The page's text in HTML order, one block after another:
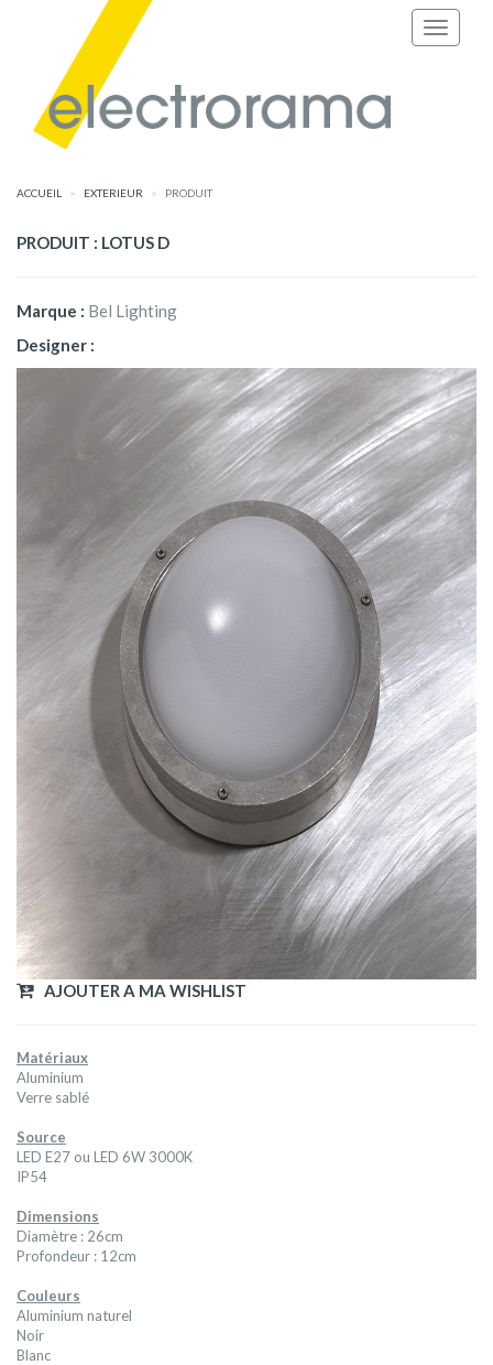
ACCUEIL EXTERIEUR PRODUIT
PRODUIT : LOTUS D
Marque : Bel Lighting
Designer :
AJOUTER A MA WISHLIST
Matériaux
Aluminium
Verre sablé
Source
LED E27 ou LED 6W 3000K
IP54
Dimensions
Diamètre : 26cm
Profondeur : 12cm
Couleurs
Aluminium naturel
Noir
Blanc